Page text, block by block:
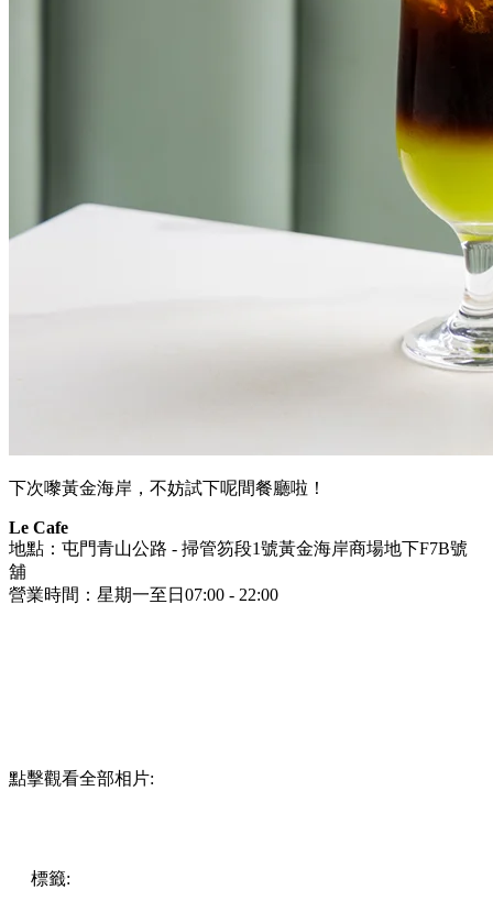
下次嚟黃金海岸，不妨試下呢間餐廳啦！
Le Cafe
地點：屯門青山公路 - 掃管笏段1號黃金海岸商場地下F7B號
舖
營業時間：星期一至日07:00 - 22:00
點擊觀看全部相片:
標籤: